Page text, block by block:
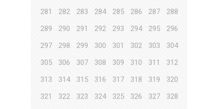
281
282 283 284 285 286 287
288
289
290 291 292 293 294 295
296
297
298 299 300 301 302 303
304
305
306 307 308 309 310 311
312
313
314 315 316 317 318 319
320
321
322 323 324 325 326 327
328